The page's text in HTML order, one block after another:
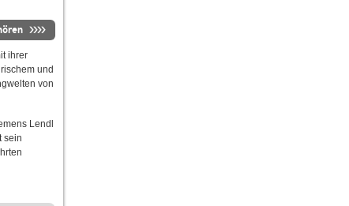
ihrer
und
von
Lendl
sein